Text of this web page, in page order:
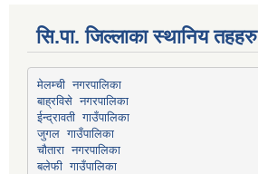
सि.पा. जिल्लाका स्थानिय तहहरु
मेलम्ची नगरपालिका
बाह्रविसे नगरपालिका
ईन्द्रावती गाउँपालिका
जुगल गाउँपालिका
चौतारा नगरपालिका
बलेफी गाउँपालिका